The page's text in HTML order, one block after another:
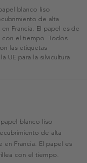
blanco liso
de alta
Francia. El papel es de
con el tiempo. Todos
las etiquetas
UE para la silvicultura
blanco liso
de alta
en Francia. El papel es
con el tiempo.